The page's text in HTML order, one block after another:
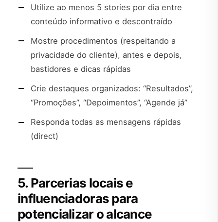
Utilize ao menos 5 stories por dia entre
conteúdo informativo e descontraído
Mostre procedimentos (respeitando a
privacidade do cliente), antes e depois,
bastidores e dicas rápidas
Crie destaques organizados: “Resultados”,
“Promoções”, “Depoimentos”, “Agende já”
Responda todas as mensagens rápidas
(direct)
5. Parcerias locais e
influenciadoras para
potencializar o alcance